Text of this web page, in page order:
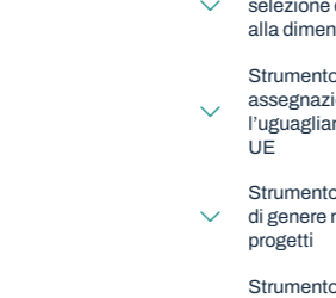
selezione
alla
UE
di genere
progetti